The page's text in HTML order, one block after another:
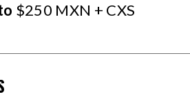
$250 MXN + CXS